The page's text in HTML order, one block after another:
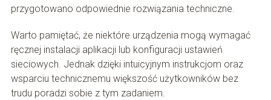
przygotowano odpowiednie rozwiązania techniczne.
Warto pamiętać, że niektóre urządzenia mogą wymagać
ręcznej instalacji aplikacji lub konfiguracji ustawień
sieciowych. Jednak dzięki intuicyjnym instrukcjom oraz
wsparciu technicznemu większość użytkowników bez
trudu poradzi sobie z tym zadaniem.